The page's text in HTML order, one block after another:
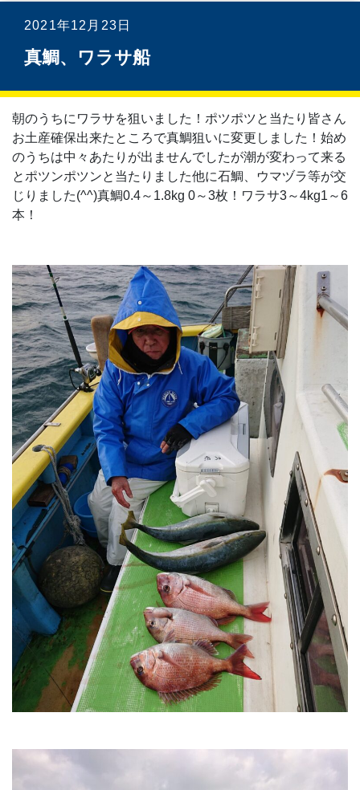
2021年12月23日
真鯛、ワラサ船
朝のうちにワラサを狙いました！ポツポツと当たり皆さん
お土産確保出来たところで真鯛狙いに変更しました！始め
のうちは中々あたりが出ませんでしたが潮が変わって来る
とポツンポツンと当たりました他に石鯛、ウマヅラ等が交
じりました(^^)真鯛0.4～1.8kg 0～3枚！ワラサ3～4kg1～6
本！